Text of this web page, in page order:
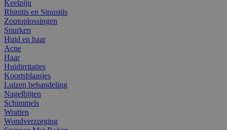
Keelpijn
Rhinitis en Sinusitis
Zoutoplossingen
Snurken
Huid en haar
Acne
Haar
Huidirritaties
Koortsblaasjes
Luizen behandeling
Nagelbijten
Schimmels
Wratten
Wondverzorging